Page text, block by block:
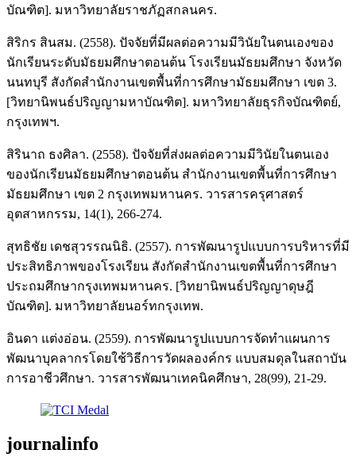
บัณฑิต]. มหาวิทยาลัยราชภัฏสกลนคร.
สิริกร สินสม. (2558). ปัจจัยที่มีผลต่อความมีวินัยในตนเองของ
นักเรียนระดับมัธยมศึกษาตอนต้น โรงเรียนมัธยมศึกษา จังหวัด
นนทบุรี สังกัดสำนักงานเขตพื้นที่การศึกษามัธยมศึกษา เขต 3.
[วิทยานิพนธ์ปริญญามหาบัณฑิต]. มหาวิทยาลัยธุรกิจบัณฑิตย์,
กรุงเทพฯ.
สิรินาถ ธงศิลา. (2558). ปัจจัยที่ส่งผลต่อความมีวินัยในตนเอง
ของนักเรียนมัธยมศึกษาตอนต้น สำนักงานเขตพื้นที่การศึกษา
มัธยมศึกษา เขต 2 กรุงเทพมหานคร. วารสารครุศาสตร์
อุตสาหกรรม, 14(1), 266-274.
สุทธิชัย เดชสุวรรณนิธิ. (2557). การพัฒนารูปแบบการบริหารที่มี
ประสิทธิภาพของโรงเรียน สังกัดสำนักงานเขตพื้นที่การศึกษา
ประถมศึกษากรุงเทพมหานคร. [วิทยานิพนธ์ปริญญาดุษฎี
บัณฑิต]. มหาวิทยาลัยนอร์ทกรุงเทพ.
อินดา แต่งอ่อน. (2559). การพัฒนารูปแบบการจัดทำแผนการ
พัฒนาบุคลากรโดยใช้วิธีการวัดผลองค์กร แบบสมดุลในสถาบัน
การอาชีวศึกษา. วารสารพัฒนาเทคนิคศึกษา, 28(99), 21-29.
journalinfo